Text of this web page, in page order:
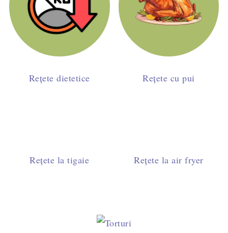
Rețete dietetice Rețete cu pui
Rețete la tigaie Rețete la air fryer